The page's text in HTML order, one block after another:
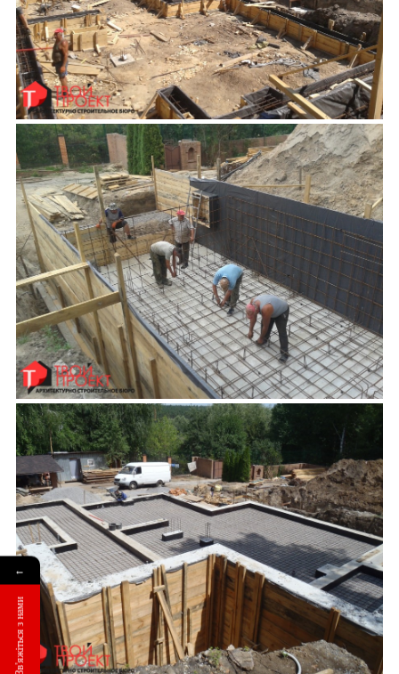
←
Зв'яжіться з нами